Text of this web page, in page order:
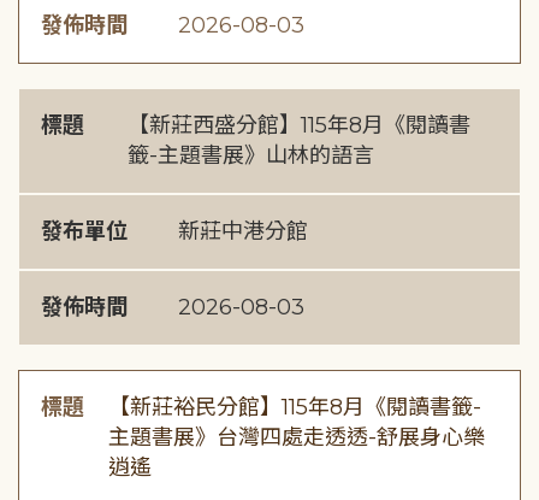
發佈時間 2026-08-03
標題
【新莊西盛分館】115年8月《閱讀書
籤-主題書展》山林的語言
發布單位 新莊中港分館
發佈時間 2026-08-03
標題
【新莊裕民分館】115年8月《閱讀書籤-
主題書展》台灣四處走透透-舒展身心樂
逍遙